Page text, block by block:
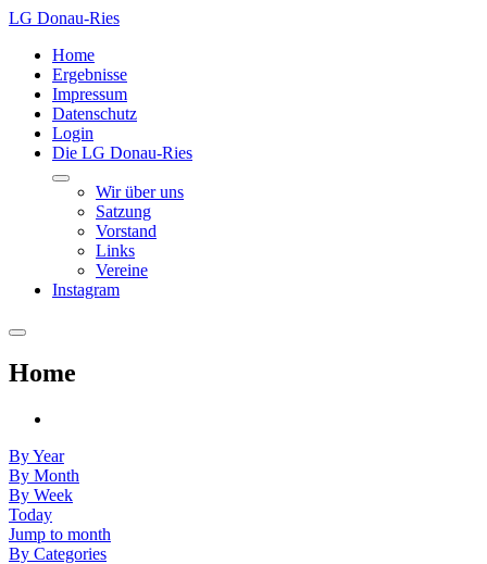
LG Donau-Ries
Home
Ergebnisse
Impressum
Datenschutz
Login
Die LG Donau-Ries
Wir über uns
Satzung
Vorstand
Links
Vereine
Instagram
Home
By Year
By Month
By Week
Today
Jump to month
By Categories